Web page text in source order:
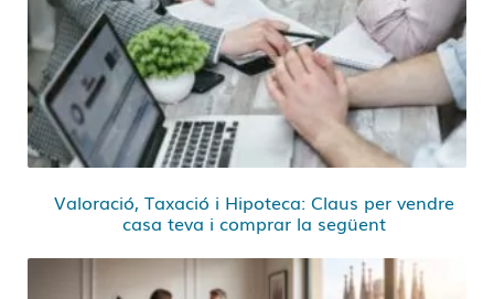
Valoració, Taxació i Hipoteca: Claus per vendre
casa teva i comprar la següent